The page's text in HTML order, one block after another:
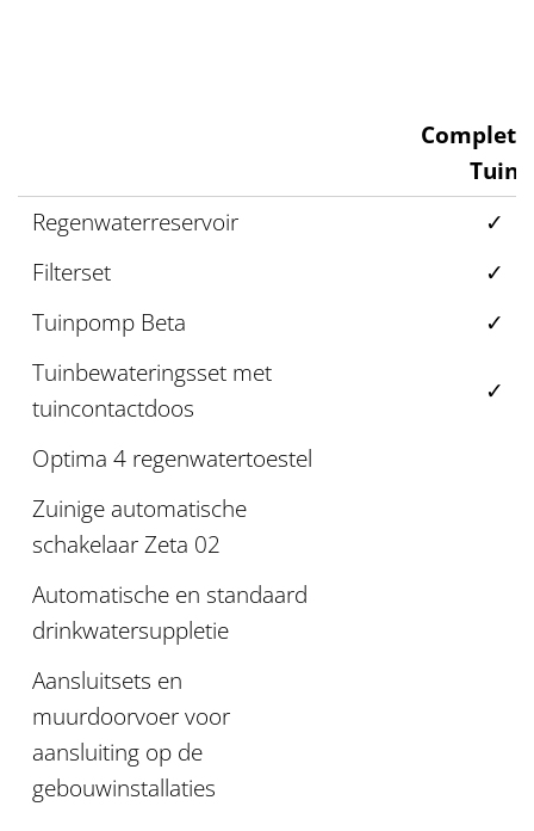
Tuin
Regenwaterreservoir
✓
Filterset
✓
Tuinpomp Beta
✓
Tuinbewateringsset met
tuincontactdoos
✓
Optima 4 regenwatertoestel
Zuinige automatische
schakelaar Zeta 02
Automatische en standaard
drinkwatersuppletie
Aansluitsets en
muurdoorvoer voor
aansluiting op de
gebouwinstallaties